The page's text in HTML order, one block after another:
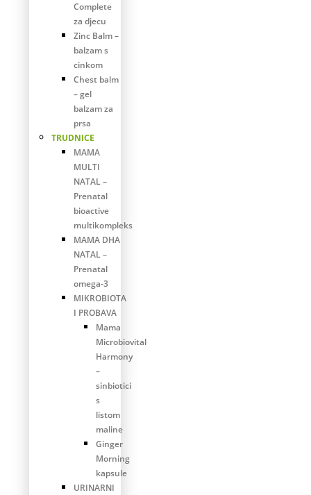
Complete
za djecu
Zinc Balm –
balzam s
cinkom
Chest balm
– gel
balzam za
prsa
TRUDNICE
MAMA
MULTI
NATAL –
Prenatal
bioactive
multikompleks
MAMA DHA
NATAL –
Prenatal
omega-3
MIKROBIOTA
I PROBAVA
Mama
Microbiovital
Harmony
–
sinbiotici
s
listom
maline
Ginger
Morning
kapsule
URINARNI